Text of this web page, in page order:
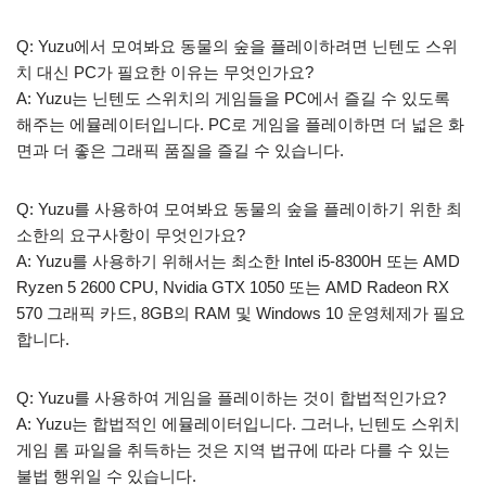
Q: Yuzu에서 모여봐요 동물의 숲을 플레이하려면 닌텐도 스위
치 대신 PC가 필요한 이유는 무엇인가요?
A: Yuzu는 닌텐도 스위치의 게임들을 PC에서 즐길 수 있도록
해주는 에뮬레이터입니다. PC로 게임을 플레이하면 더 넓은 화
면과 더 좋은 그래픽 품질을 즐길 수 있습니다.
Q: Yuzu를 사용하여 모여봐요 동물의 숲을 플레이하기 위한 최
소한의 요구사항이 무엇인가요?
A: Yuzu를 사용하기 위해서는 최소한 Intel i5-8300H 또는 AMD
Ryzen 5 2600 CPU, Nvidia GTX 1050 또는 AMD Radeon RX
570 그래픽 카드, 8GB의 RAM 및 Windows 10 운영체제가 필요
합니다.
Q: Yuzu를 사용하여 게임을 플레이하는 것이 합법적인가요?
A: Yuzu는 합법적인 에뮬레이터입니다. 그러나, 닌텐도 스위치
게임 롬 파일을 취득하는 것은 지역 법규에 따라 다를 수 있는
불법 행위일 수 있습니다.